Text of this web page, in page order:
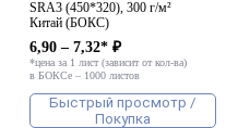
SRA3 (450*320), 300 г/м²
Китай (БОКС)
6,90 – 7,32* ₽
*цена за 1 лист (зависит от кол-ва)
в БОКСе – 1000 листов
Быстрый просмотр /
Покупка